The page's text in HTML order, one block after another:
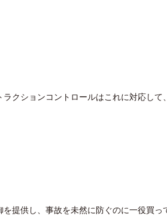
クションコントロールはこれに対応して
提供し、事故を未然に防ぐのに一役買っ